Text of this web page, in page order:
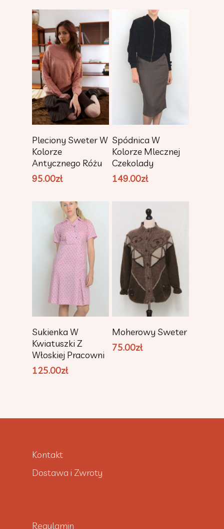
Dodaj Do
Koszyka
Pleciony Sweter W
Kolorze
Antycznego Różu
95.00zł
Dodaj Do
Koszyka
Spódnica W
Kolorze Mlecznej
Czekolady
149.00zł
Dodaj Do
Koszyka
Sukienka W
Kwiatuszki Z
Włoskiej Pracowni
125.00zł
Dodaj Do
Koszyka
Moherowy Sweter
75.00zł
Kontakt
Dostawa i Zwroty
Regulamin